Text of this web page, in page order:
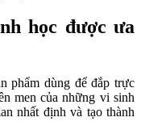
học được ưa
phẩm dùng để đắp trực
men của những vi sinh
nhất định và tạo thành